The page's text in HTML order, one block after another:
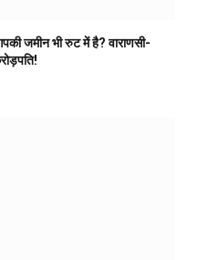
जमीन भी रुट में है? वाराणसी-